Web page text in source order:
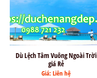
Dù Lệch Tâm Vuông Ngoài Trời
giá Rẻ
Giá: Liên hệ